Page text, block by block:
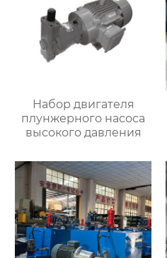
Набор двигателя
плунжерного насоса
высокого давления